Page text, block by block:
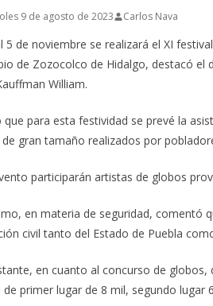
9 de agosto de 2023 Carlos Nava
5 de noviembre se realizará el XI
de Zozocolco de Hidalgo, destacó
William.
que para esta festividad se prevé la
gran tamaño realizados por
participarán artistas de globos
en materia de seguridad, comentó
civil tanto del Estado de Puebla
en cuanto al concurso de
primer lugar de 8 mil, segundo lugar